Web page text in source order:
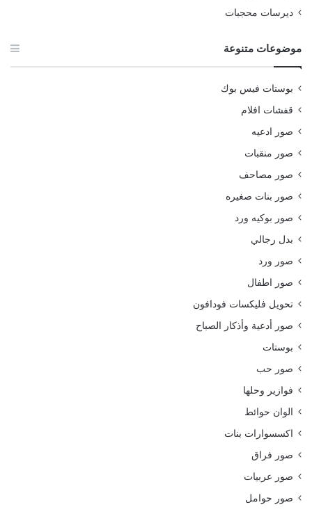
ديرسات محجبات
موضوعات متنوعة
بوستات فيس بوك
قفشات افلام
صور ادعيه
صور منقبات
صور مصاحف
صور بنات صغيره
صور بوكيه ورد
بدل رجالي
صور ورد
صور اطفال
تحويل فليكسات فودافون
صور أدعية وأذكار الصباح
بوستات
صور حب
فوازير وحلها
الوان حوائط
اكسسوارات بنات
صور فراق
صور عربيات
صور حوامل